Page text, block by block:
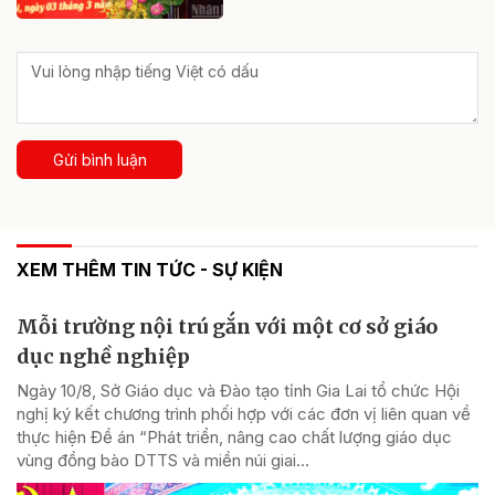
Gửi bình luận
XEM THÊM TIN TỨC - SỰ KIỆN
Mỗi trường nội trú gắn với một cơ sở giáo
dục nghề nghiệp
Ngày 10/8, Sở Giáo dục và Đào tạo tỉnh Gia Lai tổ chức Hội
nghị ký kết chương trình phối hợp với các đơn vị liên quan về
thực hiện Đề án “Phát triển, nâng cao chất lượng giáo dục
vùng đồng bào DTTS và miền núi giai...